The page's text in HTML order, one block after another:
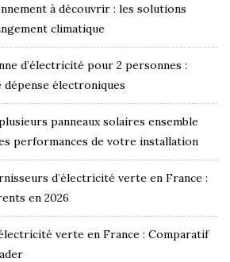
à découvrir : les solutions
climatique
d’électricité pour 2 personnes :
dépense électroniques
panneaux solaires ensemble
performances de votre installation
d’électricité verte en France :
en 2026
verte en France : Comparatif